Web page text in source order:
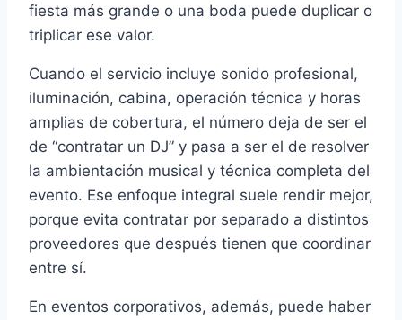
fiesta más grande o una boda puede duplicar o
triplicar ese valor.
Cuando el servicio incluye sonido profesional,
iluminación, cabina, operación técnica y horas
amplias de cobertura, el número deja de ser el
de “contratar un DJ” y pasa a ser el de resolver
la ambientación musical y técnica completa del
evento. Ese enfoque integral suele rendir mejor,
porque evita contratar por separado a distintos
proveedores que después tienen que coordinar
entre sí.
En eventos corporativos, además, puede haber